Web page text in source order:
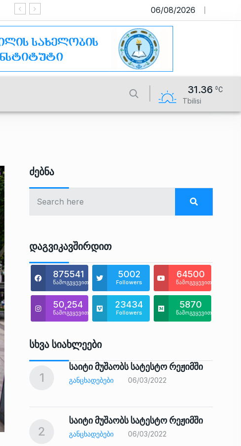
საიტი მუშაობს სატესტო რეჟიმში
06/08/2026
31.36
Tbilisi
Ძებნა
Დაგვიკავშირდით
875541
წამოგვყევით
5002
Followers
64500
წამოგვყევით
50,254
წამოგვყევით
23434
Followers
5870
წამოგვყევით
Სხვა Სიახლეები
1
საიტი მუშაობს სატესტო რეჟიმში
ᲒᲐᲜᲪᲮᲐᲓᲔᲑᲔᲑᲘ 06/03/2022
2
საიტი მუშაობს სატესტო რეჟიმში
ᲒᲐᲜᲪᲮᲐᲓᲔᲑᲔᲑᲘ 06/03/2022